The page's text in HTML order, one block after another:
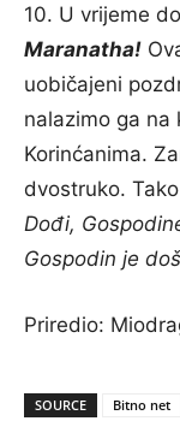
10. U vrijeme
Maranatha!
uobičajeni
nalazimo ga na
Korinćanima.
dvostruko. Tako
Dođi,
Gospodin je
Priredio:
SOURCE Bitno net